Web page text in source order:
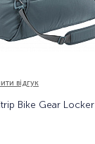
вiдгук
Bike Gear Locker